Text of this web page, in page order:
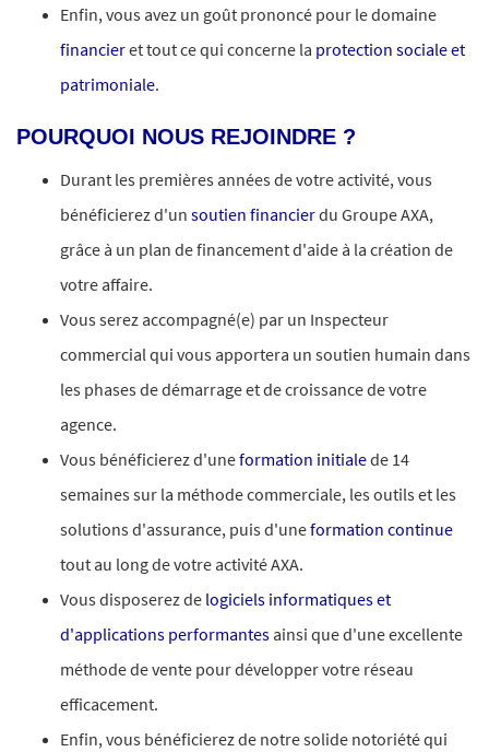
Enfin, vous avez un goût prononcé pour le domaine
financieret tout ce qui concerne la protection sociale et
patrimoniale.
POURQUOI NOUS REJOINDRE ?
Durant les premières années de votre activité, vous
bénéficierez d'un soutien financierdu Groupe AXA,
grâce à un plan de financement d'aide à la création de
votre affaire.
Vous serez accompagné(e) par un Inspecteur
commercial qui vous apportera un soutien humain dans
les phases de démarrage et de croissance de votre
agence.
Vous bénéficierez d'uneformation initialede 14
semaines sur la méthode commerciale, les outils et les
solutions d'assurance, puis d'uneformation continue
tout au long de votre activité AXA.
Vous disposerez de logiciels informatiques et
d'applications performantes ainsi que d'une excellente
méthode de vente pour développer votre réseau
efficacement.
Enfin, vous bénéficierez de notre solide notoriété qui